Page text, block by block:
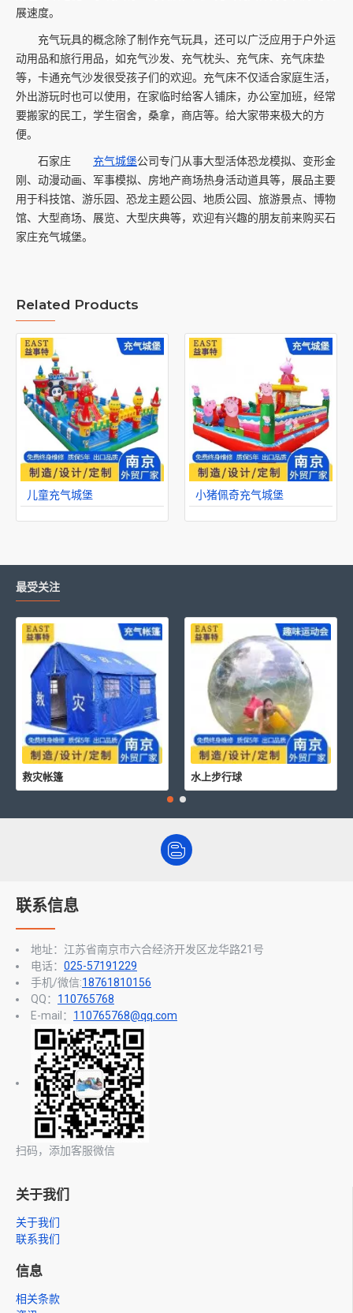
展速度。
充气玩具的概念除了制作充气玩具，还可以广泛应用于户外运
动用品和旅行用品，如充气沙发、充气枕头、充气床、充气床垫
等，卡通充气沙发很受孩子们的欢迎。充气床不仅适合家庭生活，
外出游玩时也可以使用，在家临时给客人铺床，办公室加班，经常
要搬家的民工，学生宿舍，桑拿，商店等。给大家带来极大的方
便。
石家庄 充气城堡公司专门从事大型活体恐龙模拟、变形金
刚、动漫动画、军事模拟、房地产商场热身活动道具等，展品主要
用于科技馆、游乐园、恐龙主题公园、地质公园、旅游景点、博物
馆、大型商场、展览、大型庆典等，欢迎有兴趣的朋友前来购买石
家庄充气城堡。
Related Products
儿童充气城堡 小猪佩奇充气城堡
最受关注
救灾帐篷 水上步行球
联系信息
地址：江苏省南京市六合经济开发区龙华路21号
电话： 025-57191229
手机/微信:18761810156
QQ： 110765768
E-mail： 110765768@qq.com
扫码，添加客服微信
关于我们
关于我们
联系我们
信息
相关条款